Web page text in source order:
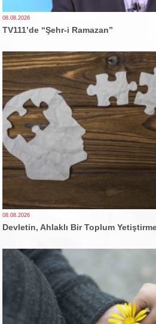
08.08.2026
TV111’de “Şehr-i Ramazan”
08.08.2026
Devletin, Ahlaklı Bir Toplum